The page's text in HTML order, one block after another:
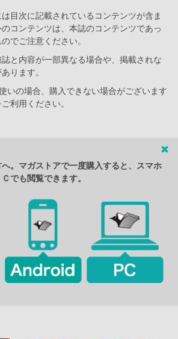
目次に記載されているコンテンツが含ま
コンテンツは、本誌のコンテンツであっ
でご注意ください。
と内容が一部異なる場合や、掲載されな
ります。
いの場合、購入できない場合がございます
利用ください。
。マガストアで一度購入すると、スマホ
でも閲覧できます。